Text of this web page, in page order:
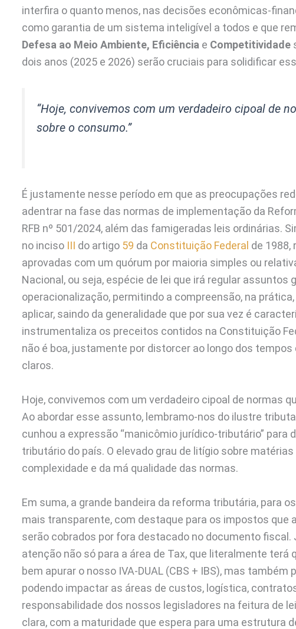
interfira o quanto menos, nas decisões econômicas-
como garantia de um sistema inteligível a todos e que
Defesa ao Meio Ambiente, Eficiência e Competitividade
dois anos (2025 e 2026) serão cruciais para solidificar
“Hoje, convivemos com um verdadeiro cipoal de
sobre o consumo.”
É justamente nesse período em que as preocupações
adentrar na fase das normas de implementação da
RFB nº 501/2024, além das famigeradas leis ordinárias.
no inciso III do artigo 59 da Constituição Federal de 1988,
aprovadas com um quórum por maioria simples ou
Nacional, ou seja, espécie de lei que irá regular
operacionalização, permitindo a compreensão, na
aplicar, saindo da generalidade que por sua vez é
instrumentaliza os preceitos contidos na Constituição
não é boa, justamente por distorcer ao longo dos
claros.
Hoje, convivemos com um verdadeiro cipoal de normas
Ao abordar esse assunto, lembramo-nos do ilustre
cunhou a expressão “manicômio jurídico-tributário”
tributário do país. O elevado grau de litígio sobre
complexidade e da má qualidade das normas.
Em suma, a grande bandeira da reforma tributária, para
mais transparente, com destaque para os impostos que
serão cobrados por fora destacado no documento fiscal.
atenção não só para a área de Tax, que literalmente
bem apurar o nosso IVA-DUAL (CBS + IBS), mas
podendo impactar as áreas de custos, logística,
responsabilidade dos nossos legisladores na feitura de
clara, com a maturidade que espera para uma estrutura